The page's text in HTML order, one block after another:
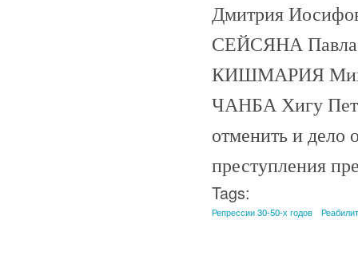
Дмитрия
СЕЙСЯНА Павла
КИШМАРИЯ
ЧАНБА Хигу
отменить и дело
преступления
Tags:
Репрессии 30-50-х годов